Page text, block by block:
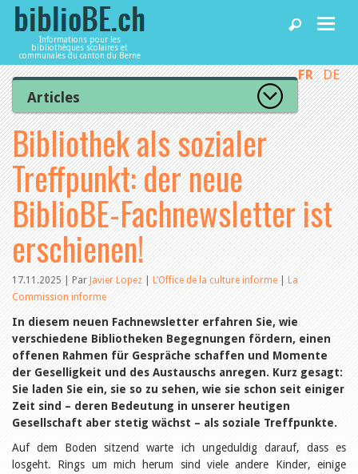
Informations pour les
bibliothèques scolaires et
communales du canton du Berne
Accueil
Articles
Bibliothèques
Agenda
Services
Utiliser biblioBE.ch
FR DE
Articles
Tous les articles
Articles recommandés
Les mieux notés
Catégories
L’Office de la culture informe
La Commission informe
Les bibliothèques informent
Organisation
Locaux et infrastructure
Collections
Utilisation
Finances
Personnel
Gestion de la qualité
Droit et politique
Relations publiques
Encouragement à la lecture
Du monde entier
Divers
A lire
Tags
Manifestations
Bibliothek als sozialer
Treffpunkt: der neue
BiblioBE-Fachnewsletter ist
erschienen!
17.11.2025 | ParJavier Lopez|L’Office de la culture informe|La
Commission informe
In diesem neuen Fachnewsletter erfahren Sie, wie
verschiedene Bibliotheken Begegnungen fördern, einen
offenen Rahmen für Gespräche schaffen und Momente
der Geselligkeit und des Austauschs anregen. Kurz gesagt:
Sie laden Sie ein, sie so zu sehen, wie sie schon seit einiger
Zeit sind – deren Bedeutung in unserer heutigen
Gesellschaft aber stetig wächst – als soziale Treffpunkte.
Auf dem Boden sitzend warte ich ungeduldig darauf, dass es
losgeht. Rings um mich herum sind viele andere Kinder, einige